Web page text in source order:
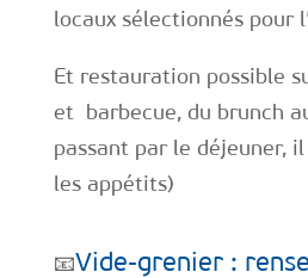
locaux sélectionnés pour
Et restauration possible
et barbecue, du brunch
passant par le déjeuner,
les appétits)
📧Vide-grenier :